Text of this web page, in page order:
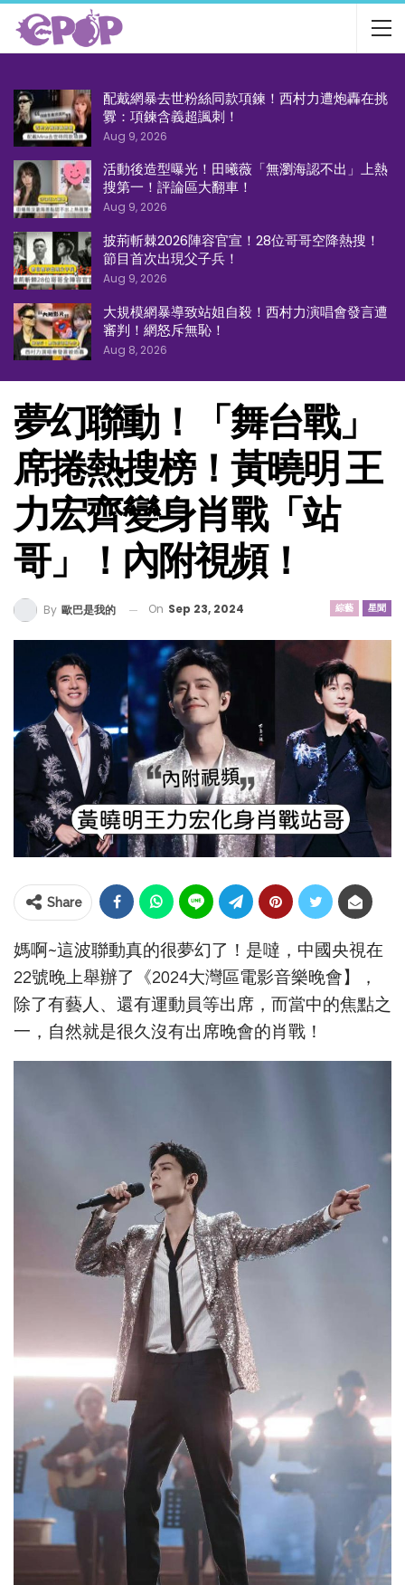
配戴網暴去世粉絲同款項鍊！西村力遭炮轟在挑
釁：項鍊含義超諷刺！
Aug 9, 2026
活動後造型曝光！田曦薇「無瀏海認不出」上熱
搜第一！評論區大翻車！
Aug 9, 2026
披荊斬棘2026陣容官宣！28位哥哥空降熱搜！
節目首次出現父子兵！
Aug 9, 2026
大規模網暴導致站姐自殺！西村力演唱會發言遭
審判！網怒斥無恥！
Aug 8, 2026
夢幻聯動！「舞台戰」
席捲熱搜榜！黃曉明 王
力宏齊變身肖戰「站
哥」！內附視頻！
綜藝 星聞
By 歐巴是我的 On Sep 23, 2024
Share
媽啊~這波聯動真的很夢幻了！是噠，中國央視在
22號晚上舉辦了《2024大灣區電影音樂晚會】，
除了有藝人、還有運動員等出席，而當中的焦點之
一，自然就是很久沒有出席晚會的肖戰！